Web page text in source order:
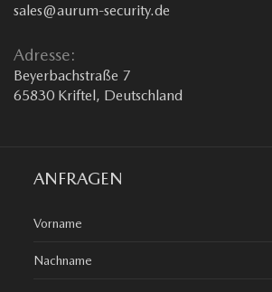
sales@aurum-security.de
Adresse:
Beyerbachstraße 7
65830 Kriftel, Deutschland
ANFRAGEN